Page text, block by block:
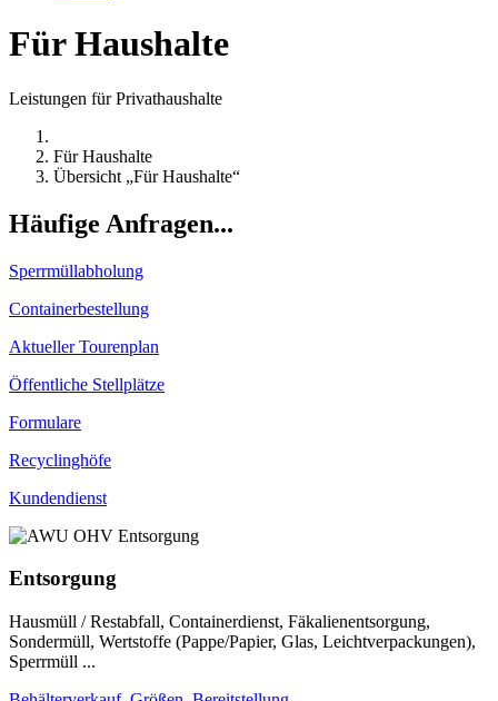
Für Haushalte
Leistungen für Privathaushalte
Für Haushalte
Übersicht „Für Haushalte“
Häufige Anfragen...
Sperrmüllabholung
Containerbestellung
Aktueller Tourenplan
Öffentliche Stellplätze
Formulare
Recyclinghöfe
Kundendienst
Entsorgung
Hausmüll / Restabfall, Containerdienst, Fäkalienentsorgung,
Sondermüll, Wertstoffe (Pappe/Papier, Glas, Leichtverpackungen),
Sperrmüll ...